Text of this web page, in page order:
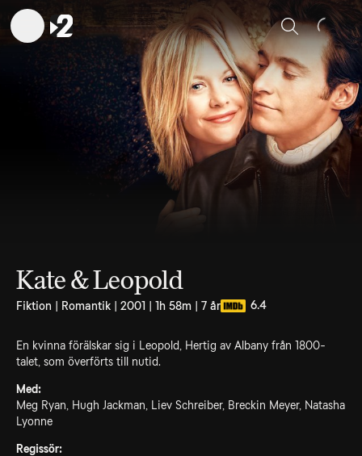
Sök
Kate & Leopold
Fiktion | Romantik | 2001 | 1h 58m | 7 år 6.4
En kvinna förälskar sig i Leopold, Hertig av Albany från 1800-
talet, som överförts till nutid.
Med:
Meg Ryan, Hugh Jackman, Liev Schreiber, Breckin Meyer, Natasha
Lyonne
Regissör: